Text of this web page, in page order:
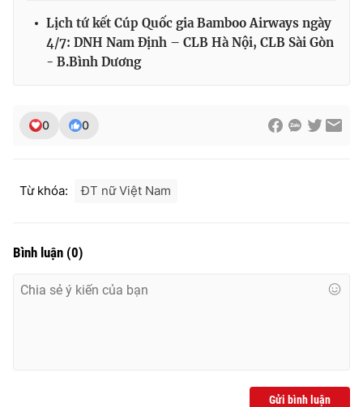
Lịch tứ kết Cúp Quốc gia Bamboo Airways ngày
4/7: DNH Nam Định – CLB Hà Nội, CLB Sài Gòn
- B.Bình Dương
0 0
Từ khóa: ĐT nữ Việt Nam
Bình luận (0)
Gửi bình luận